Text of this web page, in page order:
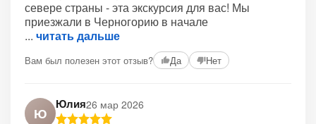
севере страны - эта экскурсия для вас! Мы
приезжали в Черногорию в начале
читать дальше
Вам был полезен этот отзыв? Да Нет
Ю
Юлия26 мар 2026